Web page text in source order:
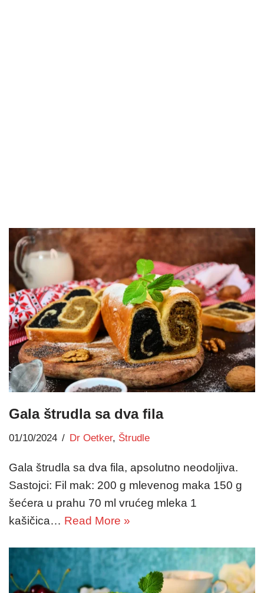
Gala štrudla sa dva fila
01/10/2024 Dr Oetker, Štrudle
Gala štrudla sa dva fila, apsolutno neodoljiva.
Sastojci: Fil mak: 200 g mlevenog maka 150 g
šećera u prahu 70 ml vrućeg mleka 1
kašičica… Read More »